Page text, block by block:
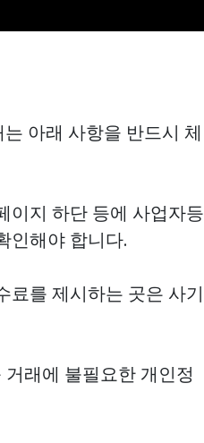
아래 사항을 반드시 체
이지 하단 등에 사업자등
인해야 합니다.
료를 제시하는 곳은 사기
래에 불필요한 개인정